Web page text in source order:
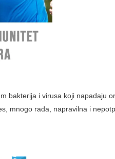
bakterija i virusa koji
mnogo rada, napravilna i